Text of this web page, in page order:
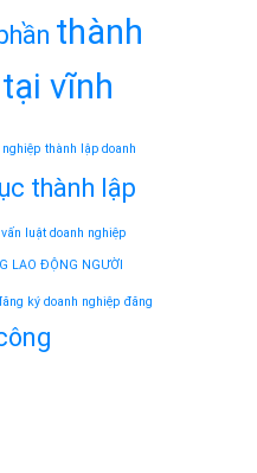
thành
vĩnh
thành lập doanh
thành lập
luật doanh nghiệp
LAO ĐỘNG NGƯỜI
ký doanh nghiệp đăng